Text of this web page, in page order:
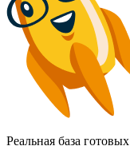
Реальная база готовых